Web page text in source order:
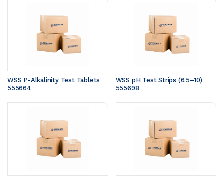
WSS P-Alkalinity Test Tablets
555664
WSS pH Test Strips (6.5–10)
555698